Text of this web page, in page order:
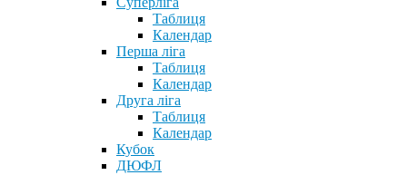
Таблиця
Календар
Перша ліга
Таблиця
Календар
Друга ліга
Таблиця
Календар
Кубок
ДЮФЛ